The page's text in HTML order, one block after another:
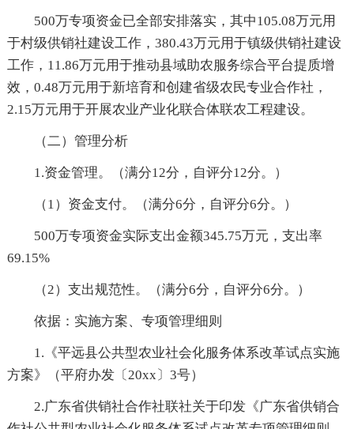
500万专项资金已全部安排落实，其中105.08万元用
于村级供销社建设工作，380.43万元用于镇级供销社建设
工作，11.86万元用于推动县域助农服务综合平台提质增
效，0.48万元用于新培育和创建省级农民专业合作社，
2.15万元用于开展农业产业化联合体联农工程建设。
（二）管理分析
1.资金管理。（满分12分，自评分12分。）
（1）资金支付。（满分6分，自评分6分。）
500万专项资金实际支出金额345.75万元，支出率
69.15%
（2）支出规范性。（满分6分，自评分6分。）
依据：实施方案、专项管理细则
1.《平远县公共型农业社会化服务体系改革试点实施
方案》（平府办发〔20xx〕3号）
2.广东省供销社合作社联社关于印发《广东省供销合